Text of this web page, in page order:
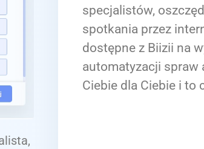
specjalistów,
spotkania przez
dostępne z Biizii na
automatyzacji spraw
Ciebie dla Ciebie i to